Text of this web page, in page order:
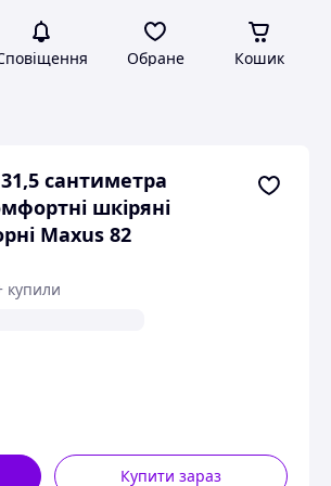
Обране Кошик
31,5 сантиметра
шкіряні
Maxus 82
купили
Купити зараз